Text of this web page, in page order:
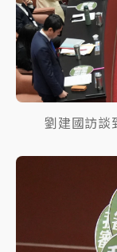
劉建國訪談